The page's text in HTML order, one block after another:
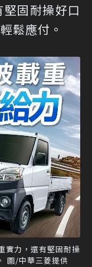
固耐操好口
鬆應付。
實力，還有堅固耐操
圖/中華三菱提供